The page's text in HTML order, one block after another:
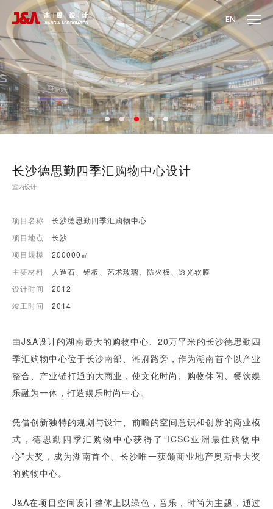
EN
长沙德思勤四季汇购物中心设计
室内设计
项目名称
长沙德思勤四季汇购物中心
项目地点
长沙
项目规模
200000㎡
主要材料
人造石、铝板、艺术玻璃、防火板、透光软膜
设计时间
2012
竣工时间
2014
由J&A设计的湖南最大的购物中心、20万平米的长沙德思勤四
季汇购物中心位于长沙南部、湘府路旁，作为湖南首个以产业
整合、产业链打通的大商业，使文化时尚、购物休闲、餐饮娱
乐融为一体，打造娱乐时尚中心。
凭借创新独特的规划与设计、前瞻的空间意识和创新的商业模
式，德思勤四季汇购物中心获得了“ICSC亚洲最佳购物中
心”大奖，成为湖南首个、长沙唯一获颁商业地产奥斯卡大奖
的购物中心。
J&A在项目空间设计整体上以绿色，音乐，时尚为主题，通过